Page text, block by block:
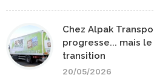
Chez Alpak
progresse... mais
transition
20/05/2026